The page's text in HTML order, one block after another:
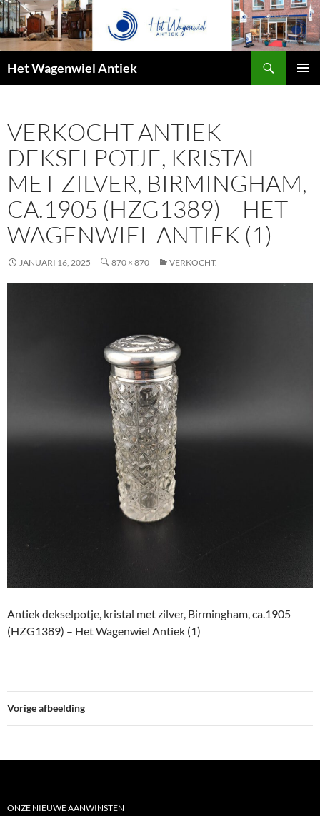
Het Wagenwiel Antiek
VERKOCHT ANTIEK
DEKSELPOTJE, KRISTAL
MET ZILVER, BIRMINGHAM,
CA.1905 (HZG1389) – HET
WAGENWIEL ANTIEK (1)
JANUARI 16, 2025 870 × 870 VERKOCHT.
Antiek dekselpotje, kristal met zilver, Birmingham, ca.1905
(HZG1389) – Het Wagenwiel Antiek (1)
Vorige afbeelding
ONZE NIEUWE AANWINSTEN